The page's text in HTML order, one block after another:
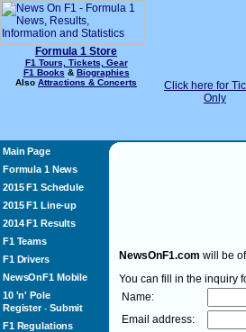
Formula 1 Store
F1 Tours, Tickets, Gear
F1 Books & Biographies
Also Attractions & Concerts
Click here for
Only
Main Page
Formula 1 News
2015 F1 Schedule
2015 F1 Line-up
2014 F1 Results
F1 Teams
F1 Drivers
NewsOnF1 Mobile
10 'n' Pole
Register- Submit
F1 Regulations
NewsOnF1.com will be
You can fill in the inquiry
Name:
Email address: